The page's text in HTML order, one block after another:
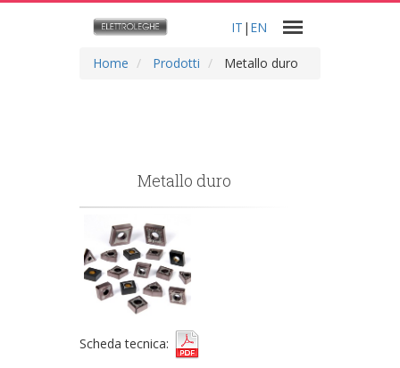
IT | EN
Home Prodotti Metallo duro
Metallo duro
Scheda tecnica: